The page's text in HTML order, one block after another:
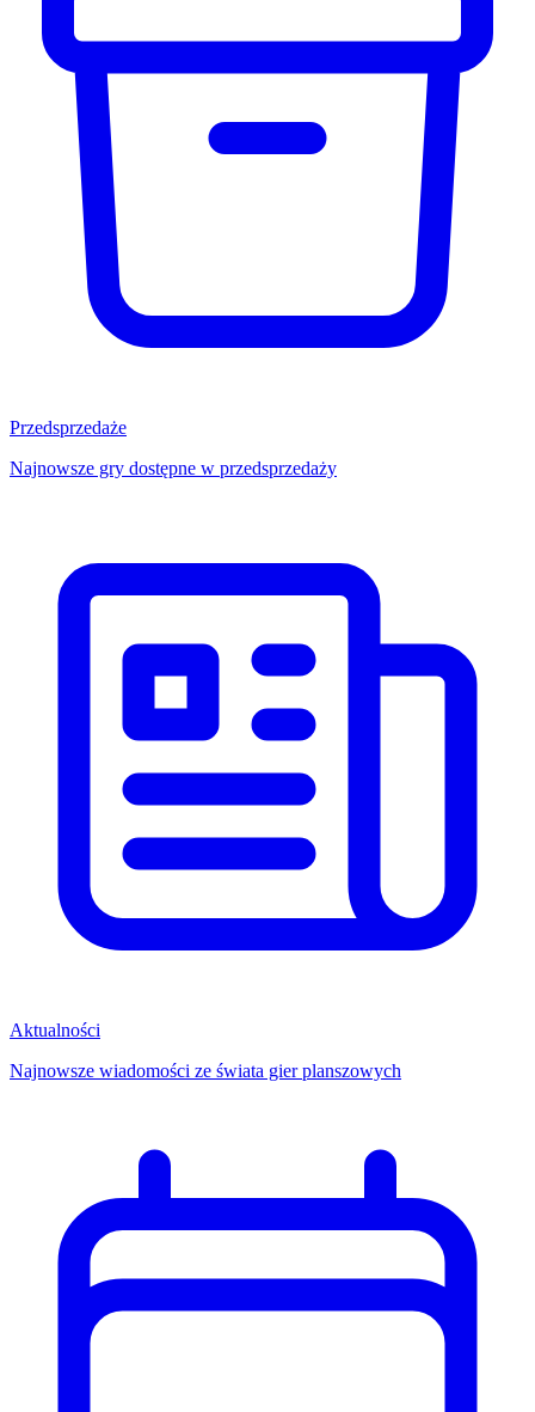
Przedsprzedaże
Najnowsze gry dostępne w przedsprzedaży
Aktualności
Najnowsze wiadomości ze świata gier planszowych